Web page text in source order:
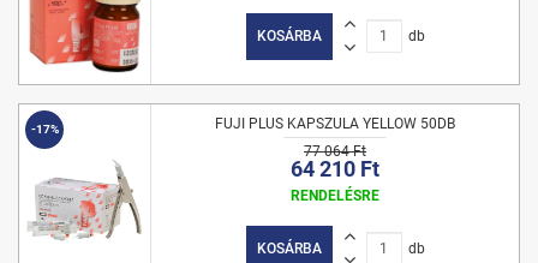
KOSÁRBA db
-17%
FUJI PLUS KAPSZULA YELLOW 50DB
77 064 Ft
64 210 Ft
RENDELÉSRE
KOSÁRBA db